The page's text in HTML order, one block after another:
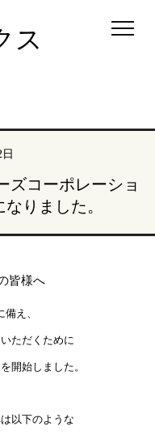
ス
ズコーポレーショ
りました。
皆様へ
え、
ただくために
開始しました。
以下のような